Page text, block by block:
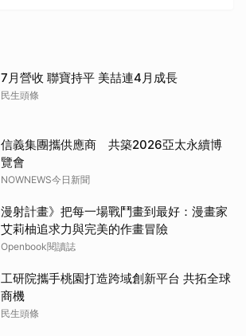
7月營收 聯寶持平 美喆連4月成長
民生頭條
信義集團攜供應商 共築2026亞太永續博
覽會
NOWNEWS今日新聞
漫射計畫》把每一場戰鬥畫到最好：漫畫家
艾莉柚追求力與完美的作畫冒險
Openbook閱讀誌
工研院攜手桃園打造跨域創新平台 共拓全球
商機
民生頭條